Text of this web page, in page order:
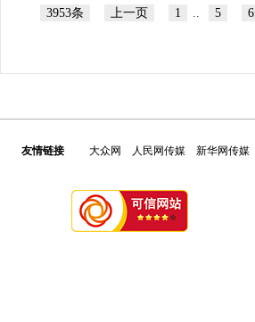
3953条 上一页 1 .. 5 6
友情链接 大众网 人民网传媒 新华网传媒